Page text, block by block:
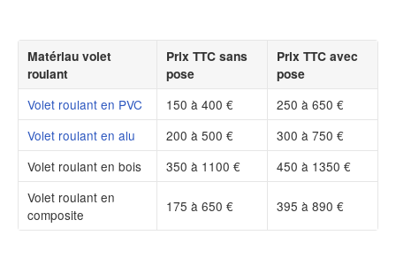
Matériau volet
roulant
Prix TTC sans
pose
Prix TTC avec
pose
Volet roulant en PVC
150 à 400 €
250 à 650 €
Volet roulant en alu
200 à 500 €
300 à 750 €
Volet roulant en bois
350 à 1100 €
450 à 1350 €
Volet roulant en
composite
175 à 650 € 395 à 890 €